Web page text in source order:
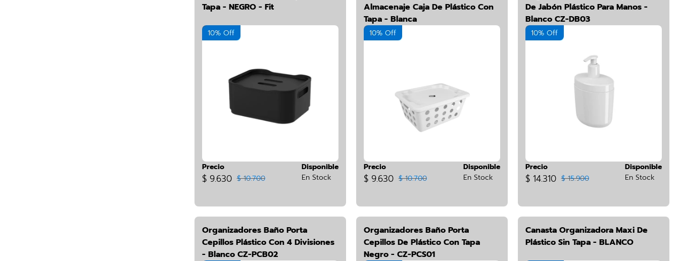
Tapa - NEGRO - Fit
10% Off
Precio
$ 9.630 $ 10.700
Disponible
En Stock
Almacenaje Caja De Plástico Con
Tapa - Blanca
10% Off
Precio
$ 9.630 $ 10.700
Disponible
En Stock
De Jabón Plástico Para Manos -
Blanco CZ-DB03
10% Off
Precio
$ 14.310 $ 15.900
Disponible
En Stock
Organizadores Baño Porta
Cepillos Plástico Con 4 Divisiones
- Blanco CZ-PCB02
Organizadores Baño Porta
Cepillos De Plástico Con Tapa
Negro - CZ-PCS01
Canasta Organizadora Maxi De
Plástico Sin Tapa - BLANCO